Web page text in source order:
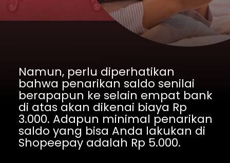
Namun, perlu diperhatikan
bahwa penarikan saldo senilai
berapapun ke selain empat bank
di atas akan dikenai biaya Rp
3.000. Adapun minimal penarikan
saldo yang bisa Anda lakukan di
Shopeepay adalah Rp 5.000.